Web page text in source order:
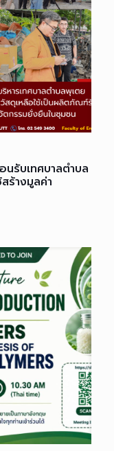
รับเทศบาลตำบล
ร้างมูลค่า